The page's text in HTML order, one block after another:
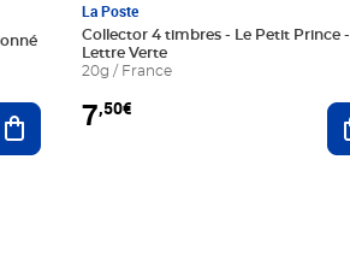
Ajouter au panier
La Poste
Collector 4 timbres - Le Petit Prince -
Lettre Verte
20g / France
7,50€